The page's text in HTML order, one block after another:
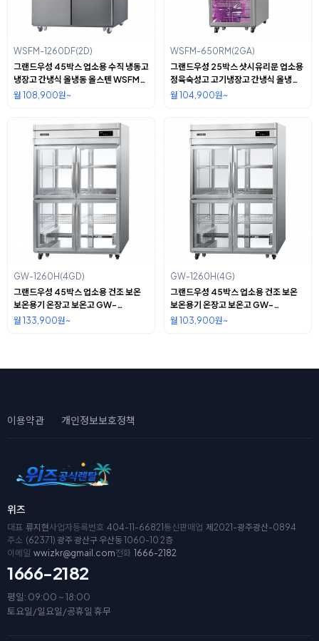
WSFM-1260DF(2D)
그랜드우성 45박스 업소용 수직 냉동고
냉장고 간냉식 올냉동 올스텐 WSFM-
1260DF(2D)
월 108,900원~
WSFM-650RM(2GA)
그랜드우성 25박스 샷시유리문 업소용
정육숙성고 고기냉장고 간냉식 올냉동
올스텐 WSFM-650RM(2GA)
월 104,900원~
GW-1260H(4GD)
그랜드우성 45박스 업소용 건조 보온
보온용기 온장고 보온고 GW-
1260H(4GD)
월 133,900원~
GW-1260H(4G)
그랜드우성 45박스 업소용 건조 보온
보온용기 온장고 보온고 GW-
1260H(4G)
월 103,900원~
이용약관 개인정보보호정책
위즈
대표 류지현사업자등록번호 404-11-66821 통신판매업 제2021-광주광산-0894
주소 (62371) 광주 광산구 우산동 1060-10 2층
이메일 wwizkr@gmail.com전화 1666-2182
1666-2182
평일: 09:00 ~ 18:00
토요일/일요일/공휴일 휴무